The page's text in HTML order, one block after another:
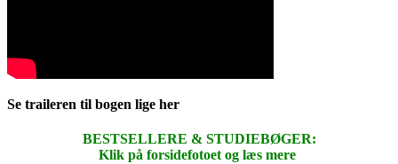
Se traileren til bogen lige her
BESTSELLERE & STUDIEBØGER:
Klik på forsidefotoet og læs mere